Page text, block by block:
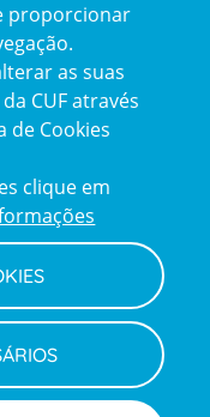
e Condições
legais
proporcionar
as suas
CUF através
de Cookies
clique em